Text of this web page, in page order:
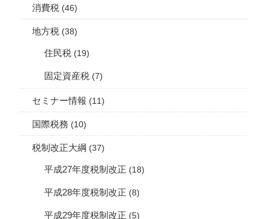
消費税 (46)
地方税 (38)
住民税 (19)
固定資産税 (7)
セミナー情報 (11)
国際税務 (10)
税制改正大綱 (37)
平成27年度税制改正 (18)
平成28年度税制改正 (8)
平成29年度税制改正 (5)